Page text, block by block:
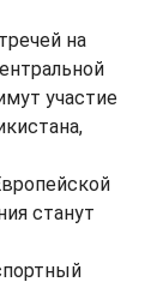
на
участие
станут